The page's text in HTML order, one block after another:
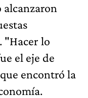
"Hacer lo
el eje de
encontró la